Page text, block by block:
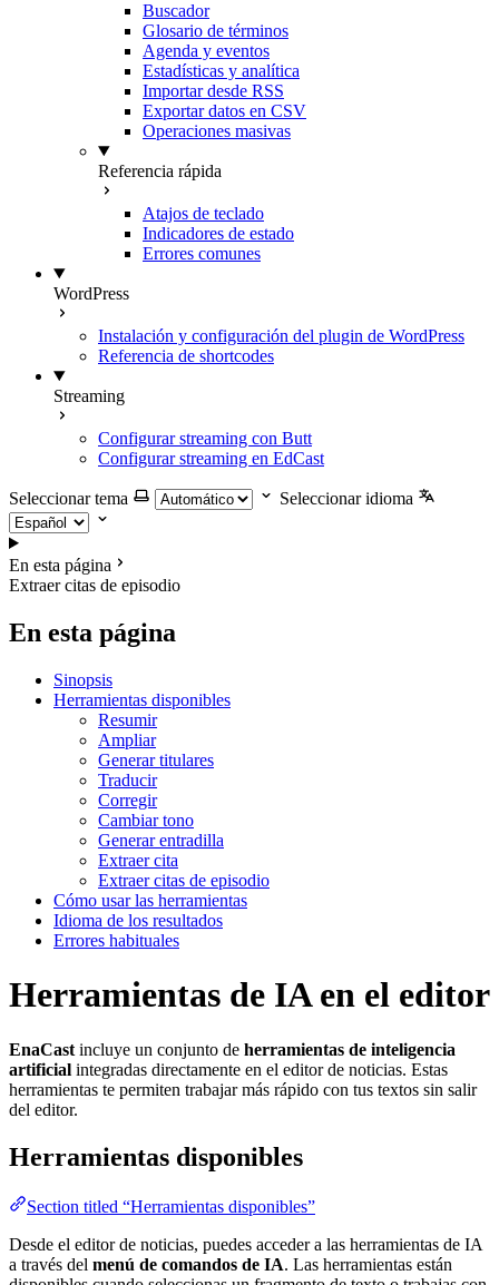
Buscador
Glosario de términos
Agenda y eventos
Estadísticas y analítica
Importar desde RSS
Exportar datos en CSV
Operaciones masivas
Referencia rápida
Atajos de teclado
Indicadores de estado
Errores comunes
WordPress
Instalación y configuración del plugin de WordPress
Referencia de shortcodes
Streaming
Configurar streaming con Butt
Configurar streaming en EdCast
Seleccionar tema Seleccionar idioma
En esta página
Extraer citas de episodio
En esta página
Sinopsis
Herramientas disponibles
Resumir
Ampliar
Generar titulares
Traducir
Corregir
Cambiar tono
Generar entradilla
Extraer cita
Extraer citas de episodio
Cómo usar las herramientas
Idioma de los resultados
Errores habituales
Herramientas de IA en el editor
EnaCast incluye un conjunto de herramientas de inteligencia
artificial integradas directamente en el editor de noticias. Estas
herramientas te permiten trabajar más rápido con tus textos sin salir
del editor.
Herramientas disponibles
Section titled “Herramientas disponibles”
Desde el editor de noticias, puedes acceder a las herramientas de IA
a través del menú de comandos de IA. Las herramientas están